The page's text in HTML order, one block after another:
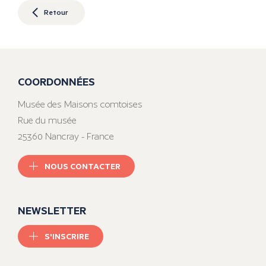
Retour
COORDONNÉES
Musée des Maisons comtoises
Rue du musée
25360 Nancray - France
NOUS CONTACTER
NEWSLETTER
S'INSCRIRE